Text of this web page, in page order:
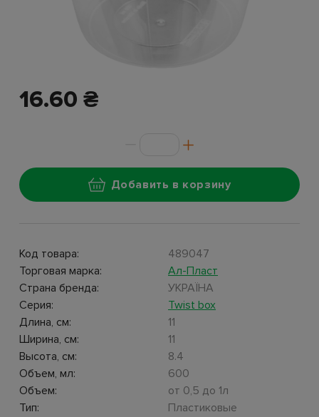
16.60 ₴
Добавить в корзину
Код товара:
489047
Торговая марка:
Ал-Пласт
Страна бренда:
УКРАЇНА
Серия:
Twist box
Длина, см:
11
Ширина, см:
11
Высота, см:
8.4
Объем, мл:
600
Объем:
от 0,5 до 1л
Тип:
Пластиковые